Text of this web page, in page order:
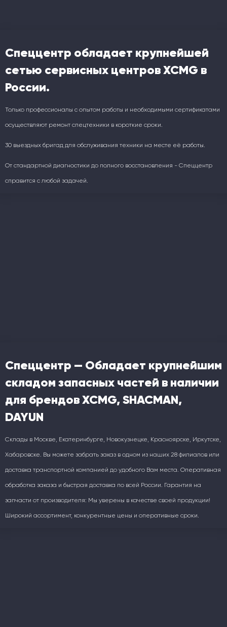
Спеццентр обладает крупнейшей
сетью сервисных центров XCMG в
России.
Только профессионалы с опытом работы и необходимыми сертификатами
осуществляют ремонт спецтехники в короткие сроки.
30 выездных бригад для обслуживания техники на месте её работы.
От стандартной диагностики до полного восстановления - Спеццентр
справится с любой задачей.
Спеццентр — Обладает крупнейшим
складом запасных частей в наличии
для брендов XCMG, SHACMAN,
DAYUN
Склады в Москве, Екатеринбурге, Новокузнецке, Красноярске, Иркутске,
Хабаровске. Вы можете забрать заказ в одном из наших 28 филиалов или
доставка транспортной компанией до удобного Вам места. Оперативная
обработка заказа и быстрая доставка по всей России. Гарантия на
запчасти от производителя: Мы уверены в качестве своей продукции!
Широкий ассортимент, конкурентные цены и оперативные сроки.